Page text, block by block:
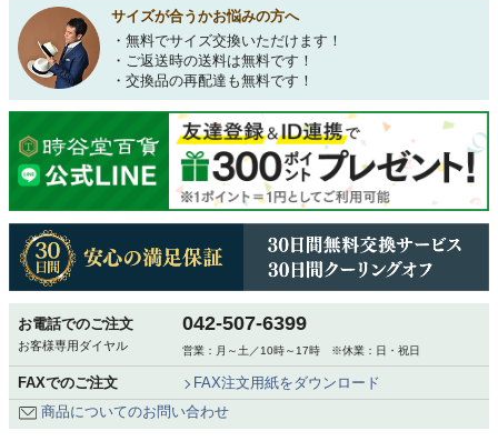
サイズが合うかお悩みの方へ
・無料でサイズ交換いただけます！
・ご返送時の送料は無料です！
・交換品の再配達も無料です！
お電話でのご注文
お客様専用ダイヤル
042-507-6399
営業：月～土／10時～17時 ※休業：日・祝日
FAXでのご注文
FAX注文用紙をダウンロード
商品についてのお問い合わせ